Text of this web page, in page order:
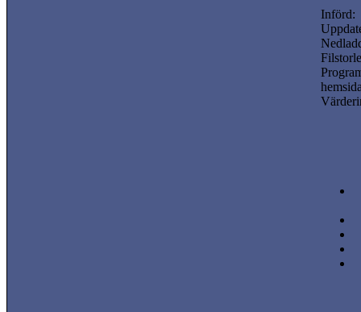
Införd: